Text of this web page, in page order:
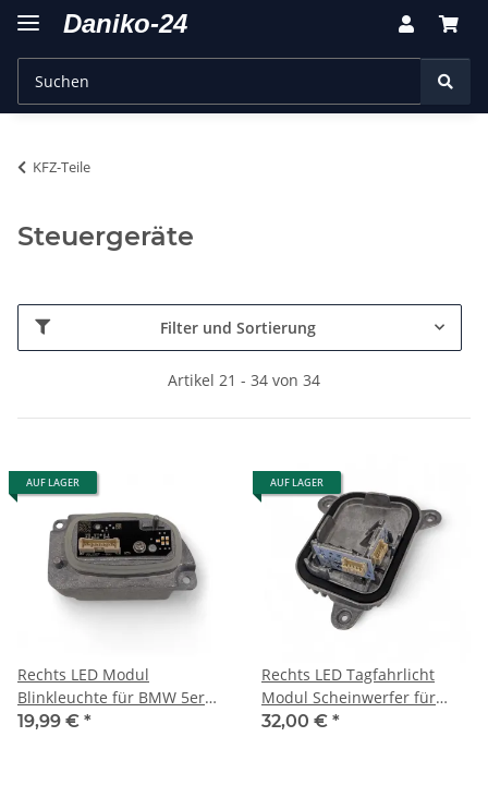
KFZ-Teile
Steuergeräte
Filter und Sortierung
Artikel 21 - 34 von 34
AUF LAGER
Rechts LED Modul
Blinkleuchte für BMW 5er
G30 G31 6er GT G32 ZKW
19,99 € *
AUF LAGER
Rechts LED Tagfahrlicht
Modul Scheinwerfer für
BMW 3er F34 GT LCI
32,00 € *